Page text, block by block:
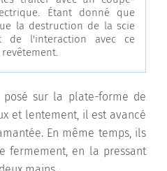
Étant donné que
la destruction de la scie
de l'interaction avec ce
posé sur la plate-forme de
et lentement, il est avancé
En même temps, ils
fermement, en la pressant